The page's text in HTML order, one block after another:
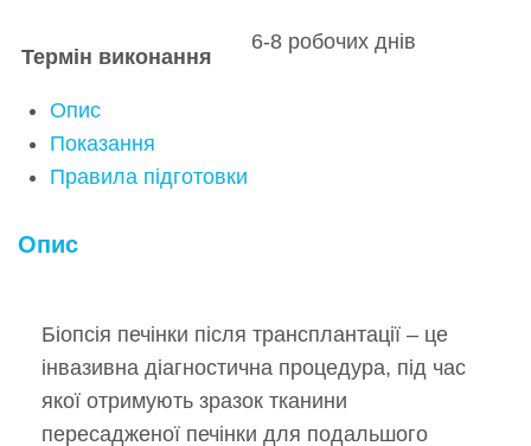
Термін виконання
6-8 робочих днів
Опис
Показання
Правила підготовки
Опис
Біопсія печінки після трансплантації – це
інвазивна діагностична процедура, під час
якої отримують зразок тканини
пересадженої печінки для подальшого